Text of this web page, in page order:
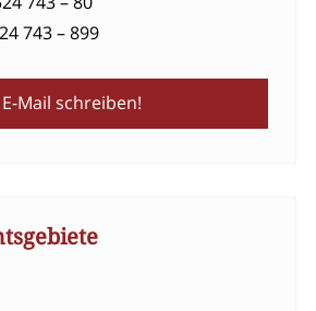
743 – 899
E-Mail schreiben!